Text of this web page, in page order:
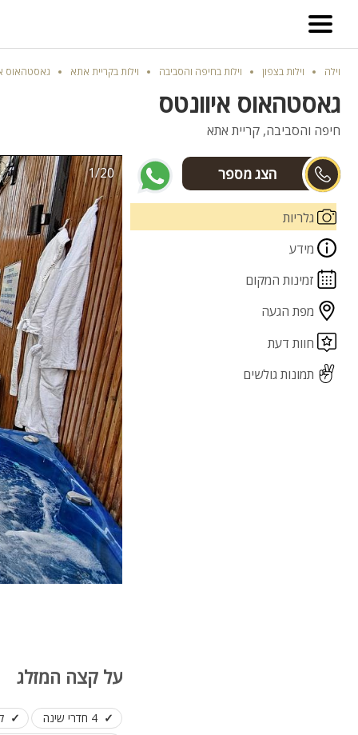
וילה וילות בצפון וילות בחיפה והסביבה וילות בקריית אתא גאסטהאוס
גאסטהאוס איוונטס
חיפה והסביבה, קריית אתא
גלריות
מידע
זמינות המקום
מפת הגעה
חוות דעת
תמונות גולשים
1/20
על קצה המזלג
4 חדרי שינה